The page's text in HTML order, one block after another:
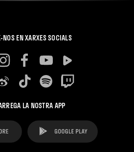
NOS EN XARXES SOCIALS
LA NOSTRA APP